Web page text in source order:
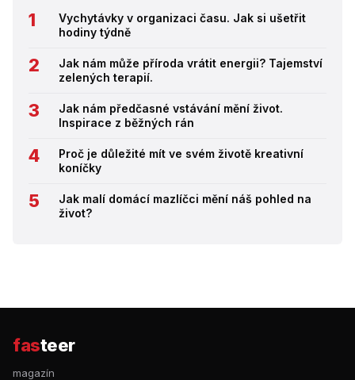
Vychytávky v organizaci času. Jak si ušetřit
hodiny týdně
Jak nám může příroda vrátit energii? Tajemství
zelených terapií.
Jak nám předčasné vstávání mění život.
Inspirace z běžných rán
Proč je důležité mít ve svém životě kreativní
koníčky
Jak malí domácí mazlíčci mění náš pohled na
život?
fasteer
magazín